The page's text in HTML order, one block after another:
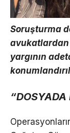
Soruşturma
avukatlardan
yargının
“DOSYADA